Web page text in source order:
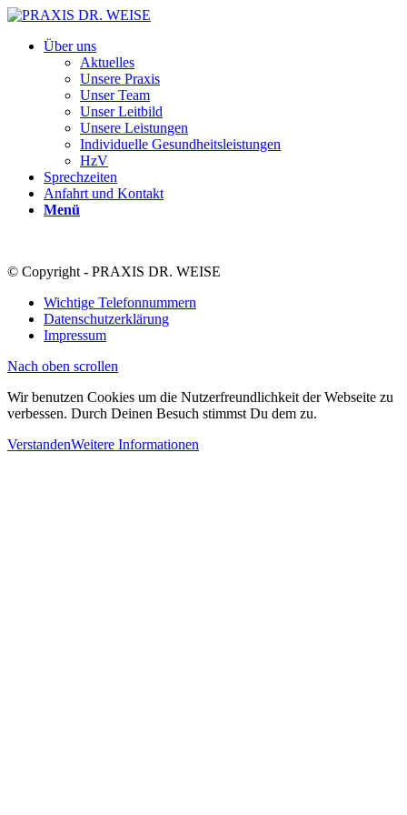
Über uns
Aktuelles
Unsere Praxis
Unser Team
Unser Leitbild
Unsere Leistungen
Individuelle Gesundheitsleistungen
HzV
Sprechzeiten
Anfahrt und Kontakt
Menü
© Copyright - PRAXIS DR. WEISE
Wichtige Telefonnummern
Datenschutzerklärung
Impressum
Nach oben scrollen
Wir benutzen Cookies um die Nutzerfreundlichkeit der Webseite zu
verbessen. Durch Deinen Besuch stimmst Du dem zu.
VerstandenWeitere Informationen